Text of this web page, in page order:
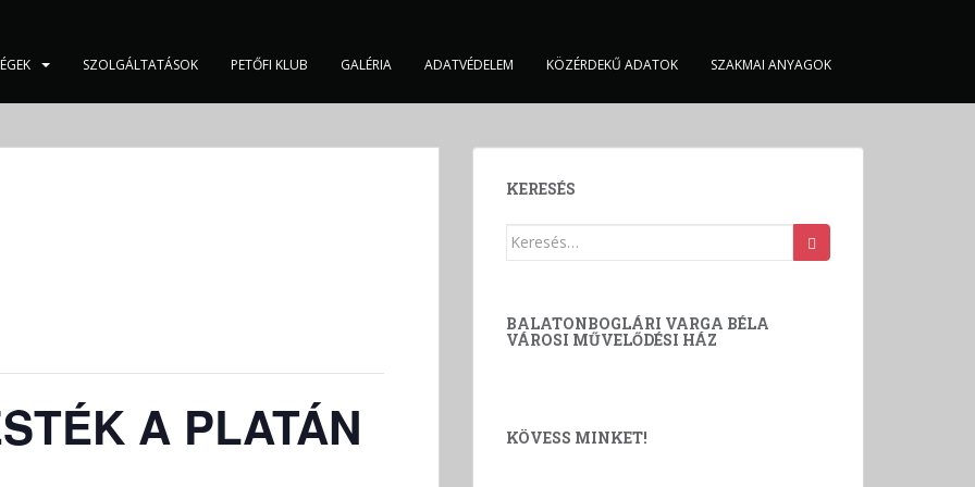
SZOLGÁLTATÁSOK PETŐFI KLUB GALÉRIA ADATVÉDELEM KÖZÉRDEKŰ ADATOK SZAKMAI ANYAGOK
A PLATÁN
KERESÉS
Keresés:
BALATONBOGLÁRI VARGA BÉLA
VÁROSI MŰVELŐDÉSI HÁZ
KÖVESS MINKET!